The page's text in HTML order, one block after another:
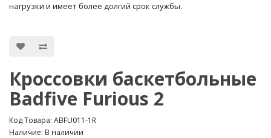
нагрузки и имеет более долгий срок службы.
Кроссовки баскетбольные
Badfive Furious 2
Код Товара: ABFU011-1R
Наличие: В наличии